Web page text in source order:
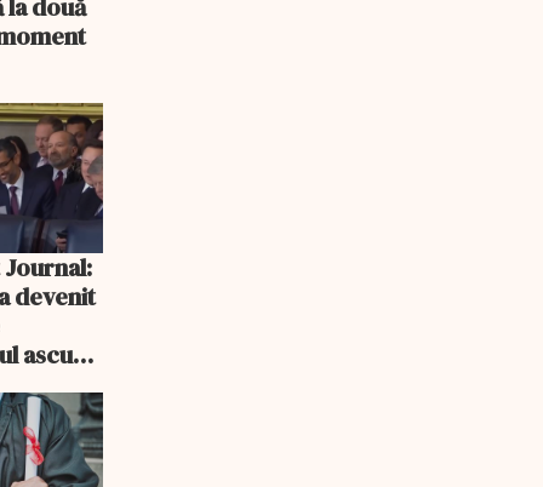
la două
devenit
ascuns